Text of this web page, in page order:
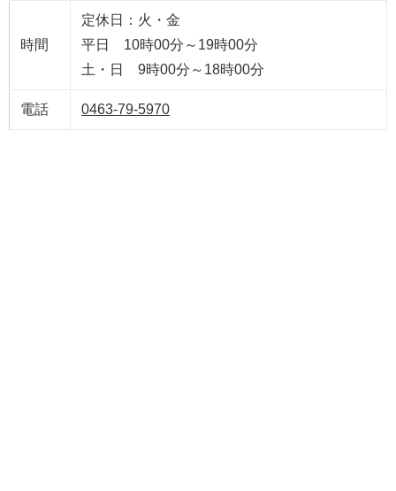
時間
定休日：火・金
平日 10時00分～19時00分
土・日 9時00分～18時00分
電話 0463-79-5970